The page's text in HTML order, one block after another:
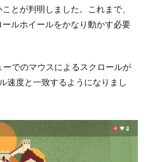
とが判明しました。これまで、
ルホイールをかなり動かす必要
でのマウスによるスクロールが
速度と一致するようになりまし